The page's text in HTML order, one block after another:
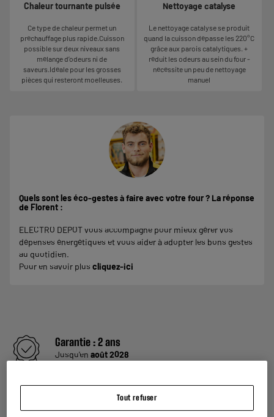
Chaleur tournante pulsée
Ce type de chaleur permet un
préchauffage plus rapide.Cuisson
possible sur deux niveaux sans
mélange d’odeurs ni de
saveurs.Idéale pour les grosses
pièces qui resteront moelleuses.
Nettoyage catalyse
Le nettoyage catalyse se produit
quand la cuisson dépasse les 220°C
grâce aux parois catalytiques. +
réduit les odeurs au sein du four -
nécéssite un peu de nettoyage
manuel
Quels sont les éco-gestes à faire avec votre four ? La réponse
de Florent :
ELECTRO DEPOT vous accompagne pour mieux gérer vos
dépenses énergétiques et vous aider à adopter les bons gestes
au quotidien.
Pour en savoir plus cliquez-ici
Garantie :2 ans
Jusqu'en août 2028
Reprise de votre ancien appareil
En savoir +
Tout refuser